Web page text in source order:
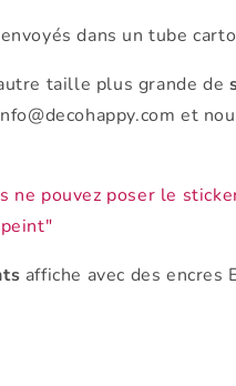
dans un tube
taille plus grande de
et
ne pouvez poser le
affiche avec des encres